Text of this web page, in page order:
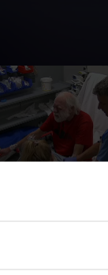
da der er